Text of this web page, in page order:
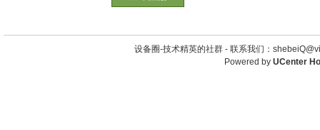
设备圈-技术精英的社群 - 联系我们：
Powered by UCenter